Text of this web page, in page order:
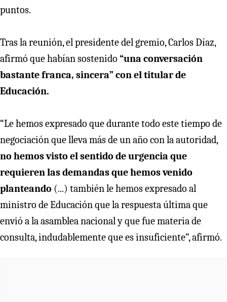
puntos.
Tras la reunión, el presidente del gremio, Carlos Díaz,
afirmó que habían sostenido “una conversación
bastante franca, sincera” con el titular de
Educación.
“Le hemos expresado que durante todo este tiempo de
negociación que lleva más de un año con la autoridad,
no hemos visto el sentido de urgencia que
requieren las demandas que hemos venido
planteando (...) también le hemos expresado al
ministro de Educación que la respuesta última que
envió a la asamblea nacional y que fue materia de
consulta, indudablemente que es insuficiente”, afirmó.